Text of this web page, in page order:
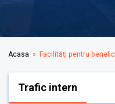
Acasa » Facilităţi pentru
Trafic intern